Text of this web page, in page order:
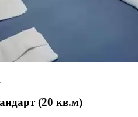
(20 кв.м)